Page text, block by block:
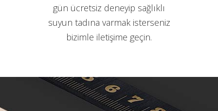
gün ücretsiz deneyip sağlıklı
suyun tadına varmak isterseniz
bizimle iletişime geçin.